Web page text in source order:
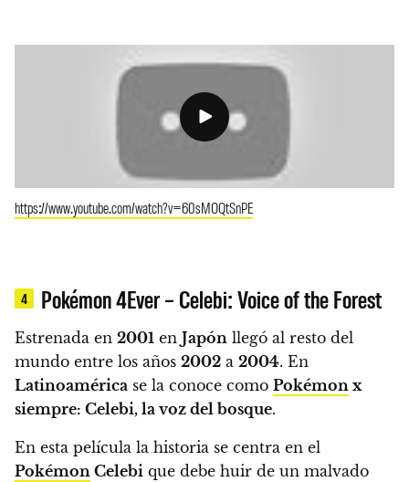
https://www.youtube.com/watch?v=60sMOQtSnPE
4 Pokémon 4Ever – Celebi: Voice of the Forest
Estrenada en 2001 en Japón llegó al resto del
mundo entre los años 2002 a 2004. En
Latinoamérica se la conoce como Pokémon x
siempre: Celebi, la voz del bosque.
En esta película la historia se centra en el
Pokémon Celebi que debe huir de un malvado